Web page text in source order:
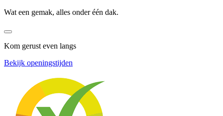
Wat een gemak, alles onder één dak.
Kom gerust even langs
Bekijk openingstijden